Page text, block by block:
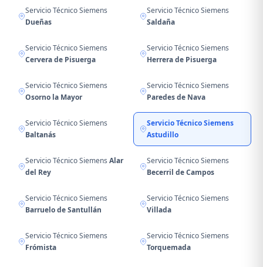
Servicio Técnico Siemens
Dueñas
Servicio Técnico Siemens
Saldaña
Servicio Técnico Siemens
Cervera de Pisuerga
Servicio Técnico Siemens
Herrera de Pisuerga
Servicio Técnico Siemens
Osorno la Mayor
Servicio Técnico Siemens
Paredes de Nava
Servicio Técnico Siemens
Baltanás
Servicio Técnico Siemens
Astudillo
Servicio Técnico Siemens Alar
del Rey
Servicio Técnico Siemens
Becerril de Campos
Servicio Técnico Siemens
Barruelo de Santullán
Servicio Técnico Siemens
Villada
Servicio Técnico Siemens
Frómista
Servicio Técnico Siemens
Torquemada